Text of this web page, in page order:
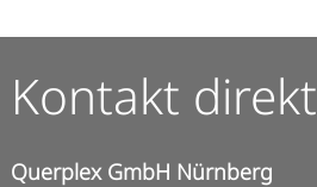
Kontakt direkt
Querplex GmbH Nürnberg